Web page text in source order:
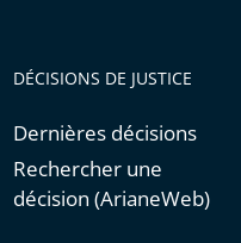
DÉCISIONS DE JUSTICE
Dernières décisions
Rechercher une
décision (ArianeWeb)